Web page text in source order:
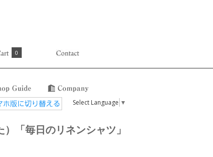
0
Select Language ▼
「毎日のリネンシャツ」